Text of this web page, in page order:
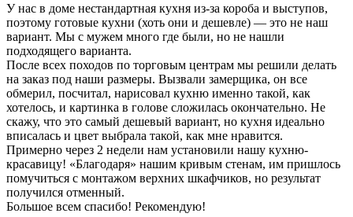
У нас в доме нестандартная кухня из-за короба и выступов,
поэтому готовые кухни (хоть они и дешевле) — это не наш
вариант. Мы с мужем много где были, но не нашли
подходящего варианта.
После всех походов по торговым центрам мы решили делать
на заказ под наши размеры. Вызвали замерщика, он все
обмерил, посчитал, нарисовал кухню именно такой, как
хотелось, и картинка в голове сложилась окончательно. Не
скажу, что это самый дешевый вариант, но кухня идеально
вписалась и цвет выбрала такой, как мне нравится.
Примерно через 2 недели нам установили нашу кухню-
красавицу! «Благодаря» нашим кривым стенам, им пришлось
помучиться с монтажом верхних шкафчиков, но результат
получился отменный.
Большое всем спасибо! Рекомендую!